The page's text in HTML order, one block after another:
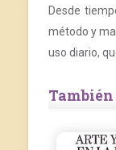
Desde
método y
uso diario,
También